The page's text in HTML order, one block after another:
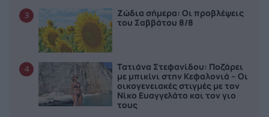
3
Ζώδια σήμερα: Οι προβλέψεις
του Σαββάτου 8/8
4
Τατιάνα Στεφανίδου: Ποζάρει
με μπικίνι στην Κεφαλονιά – Οι
οικογενειακές στιγμές με τον
Νίκο Ευαγγελάτο και τον γιο
τους